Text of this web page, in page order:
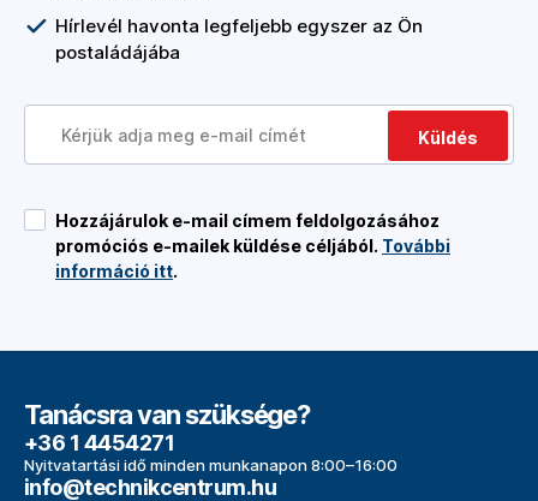
Hírlevél havonta legfeljebb egyszer az Ön
postaládájába
Küldés
Hozzájárulok e-mail címem feldolgozásához
promóciós e-mailek küldése céljából. További
információ itt.
Tanácsra van szüksége?
+36 1 4454271
Nyitvatartási idő minden munkanapon 8:00–16:00
info@technikcentrum.hu